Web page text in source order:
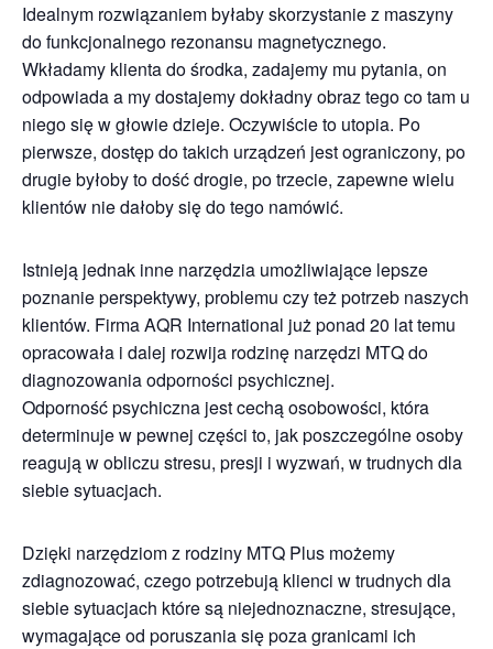
Idealnym rozwiązaniem byłaby skorzystanie z maszyny
do funkcjonalnego rezonansu magnetycznego.
Wkładamy klienta do środka, zadajemy mu pytania, on
odpowiada a my dostajemy dokładny obraz tego co tam u
niego się w głowie dzieje. Oczywiście to utopia. Po
pierwsze, dostęp do takich urządzeń jest ograniczony, po
drugie byłoby to dość drogie, po trzecie, zapewne wielu
klientów nie dałoby się do tego namówić.
Istnieją jednak inne narzędzia umożliwiające lepsze
poznanie perspektywy, problemu czy też potrzeb naszych
klientów. Firma AQR International już ponad 20 lat temu
opracowała i dalej rozwija rodzinę narzędzi MTQ do
diagnozowania odporności psychicznej.
Odporność psychiczna jest cechą osobowości, która
determinuje w pewnej części to, jak poszczególne osoby
reagują w obliczu stresu, presji i wyzwań, w trudnych dla
siebie sytuacjach.
Dzięki narzędziom z rodziny MTQ Plus możemy
zdiagnozować, czego potrzebują klienci w trudnych dla
siebie sytuacjach które są niejednoznaczne, stresujące,
wymagające od poruszania się poza granicami ich